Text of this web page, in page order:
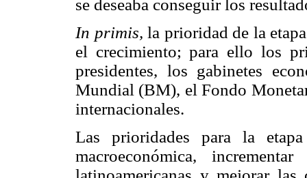
se deseaba conseguir los
In primis, la prioridad de la
el crecimiento; para ello los
presidentes, los gabinetes
Mundial (BM), el Fondo
internacionales.
Las prioridades para la
macroeconómica,